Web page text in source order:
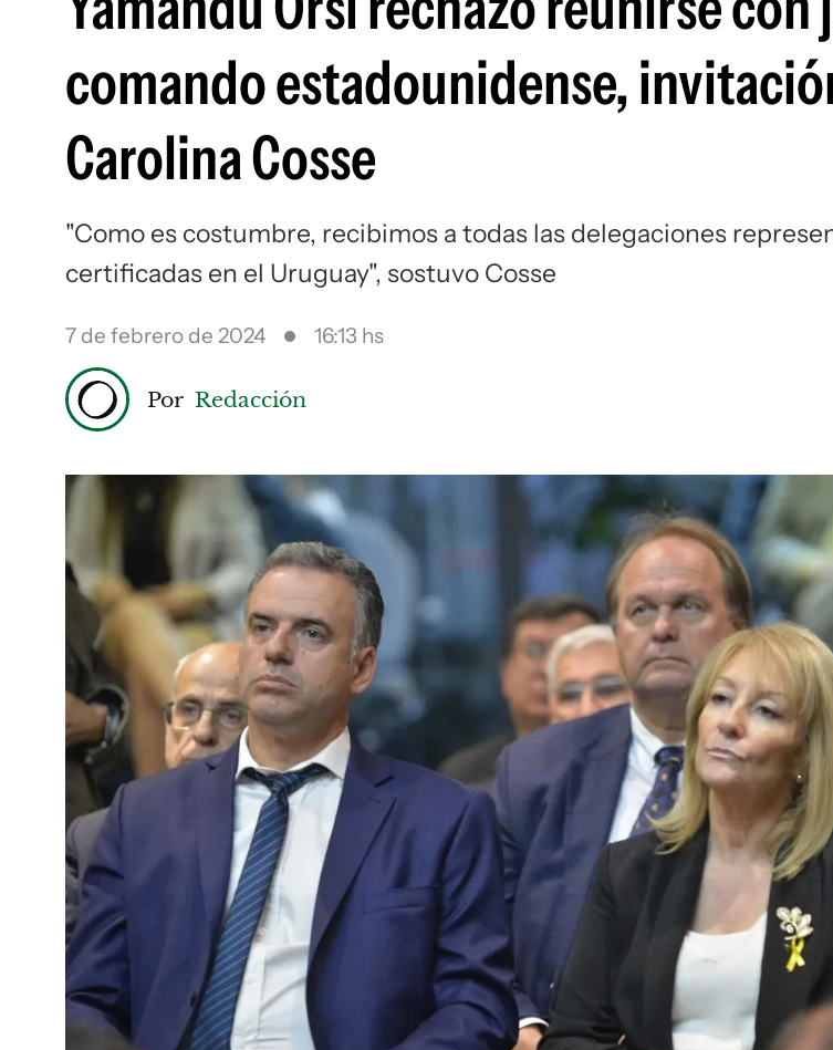
comando estadounidense,
Carolina Cosse
"Como es costumbre, recibimos a todas las delegaciones
certificadas en el Uruguay", sostuvo Cosse
7 de febrero de 2024 16:13 hs
Por Redacción